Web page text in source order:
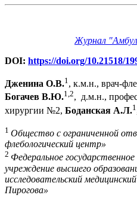
Журнал
DOI: https://doi.org/10.21518/
Дженина О.В.1 , к.м.н., врач-
Богачев В.Ю.1,2, д.м.н.,
хирургии №2, Боданская А.Л.1
1 Общество с ограниченной
флебологический центр»
2 Федеральное
учреждение высшего
исследовательский
Пирогова»